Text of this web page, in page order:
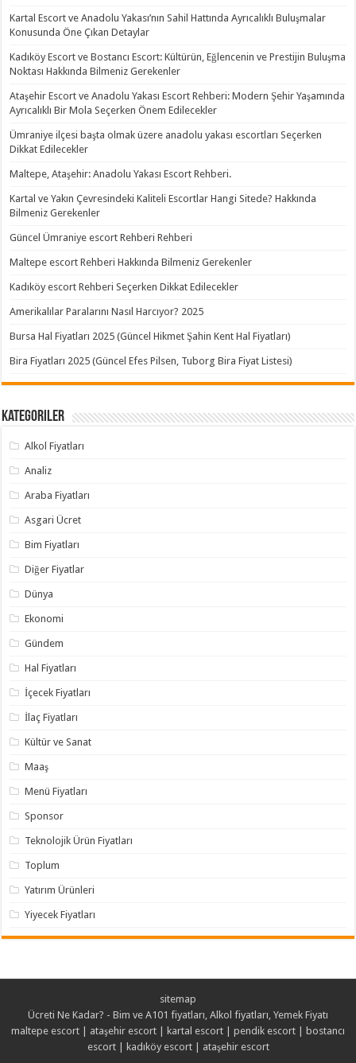
Kartal Escort ve Anadolu Yakası’nın Sahil Hattında Ayrıcalıklı Buluşmalar
Konusunda Öne Çıkan Detaylar
Kadıköy Escort ve Bostancı Escort: Kültürün, Eğlencenin ve Prestijin Buluşma
Noktası Hakkında Bilmeniz Gerekenler
Ataşehir Escort ve Anadolu Yakası Escort Rehberi: Modern Şehir Yaşamında
Ayrıcalıklı Bir Mola Seçerken Önem Edilecekler
Ümraniye ilçesi başta olmak üzere anadolu yakası escortları Seçerken
Dikkat Edilecekler
Maltepe, Ataşehir: Anadolu Yakası Escort Rehberi.
Kartal ve Yakın Çevresindeki Kaliteli Escortlar Hangi Sitede? Hakkında
Bilmeniz Gerekenler
Güncel Ümraniye escort Rehberi Rehberi
Maltepe escort Rehberi Hakkında Bilmeniz Gerekenler
Kadıköy escort Rehberi Seçerken Dikkat Edilecekler
Amerikalılar Paralarını Nasıl Harcıyor? 2025
Bursa Hal Fiyatları 2025 (Güncel Hikmet Şahin Kent Hal Fiyatları)
Bira Fiyatları 2025 (Güncel Efes Pilsen, Tuborg Bira Fiyat Listesi)
Kategoriler
Alkol Fiyatları
Analiz
Araba Fiyatları
Asgari Ücret
Bim Fiyatları
Diğer Fiyatlar
Dünya
Ekonomi
Gündem
Hal Fiyatları
İçecek Fiyatları
İlaç Fiyatları
Kültür ve Sanat
Maaş
Menü Fiyatları
Sponsor
Teknolojik Ürün Fiyatları
Toplum
Yatırım Ürünleri
Yiyecek Fiyatları
sitemap
Ücreti Ne Kadar? - Bim ve A101 fiyatları, Alkol fiyatları, Yemek Fiyatı
maltepe escort | ataşehir escort | kartal escort | pendik escort | bostancı
escort| kadıköy escort| ataşehir escort